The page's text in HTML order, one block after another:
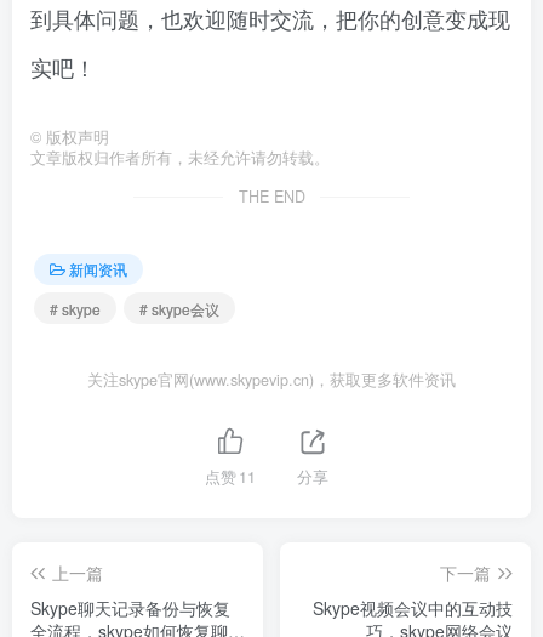
到具体问题，也欢迎随时交流，把你的创意变成现
实吧！
© 版权声明
文章版权归作者所有，未经允许请勿转载。
THE END
新闻资讯
# skype
# skype会议
关注skype官网(www.skypevip.cn)，获取更多软件资讯
点赞11 分享
上一篇
Skype聊天记录备份与恢复
全流程，skype如何恢复聊天
下一篇
Skype视频会议中的互动技
巧，skype网络会议